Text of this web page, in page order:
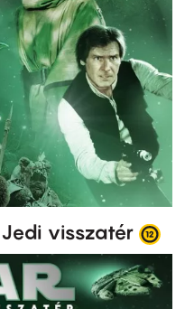
visszatér